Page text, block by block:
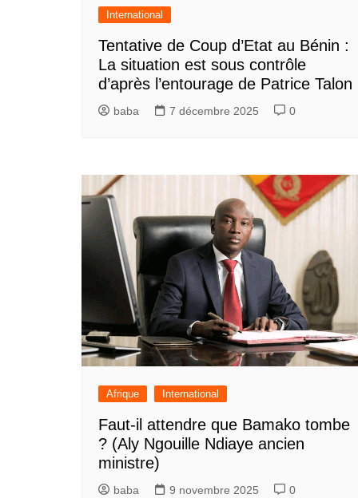
International
Tentative de Coup d’Etat au Bénin :
La situation est sous contrôle
d’après l’entourage de Patrice Talon
baba 7 décembre 2025 0
Afrique International
Faut-il attendre que Bamako tombe
? (Aly Ngouille Ndiaye ancien
ministre)
baba 9 novembre 2025 0